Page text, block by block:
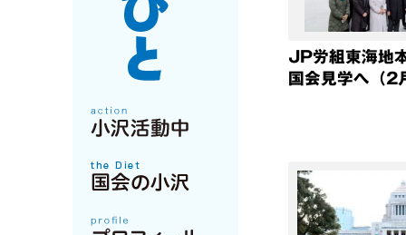
JP労組東海地
国会見学へ（2